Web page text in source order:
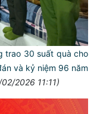
trao 30 suất quà cho
và kỷ niệm 96 năm
2026 11:11)